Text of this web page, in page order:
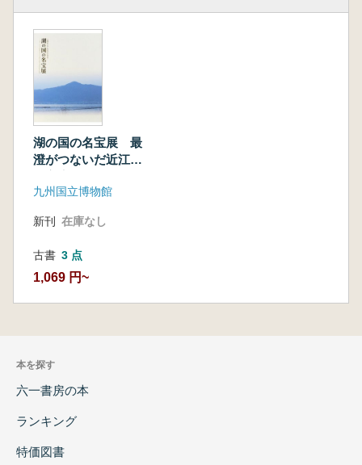
湖の国の名宝展 最
澄がつないだ近江と
九州国立博物館
新刊 在庫なし
古書 3 点
1,069 円~
本を探す
六一書房の本
ランキング
特価図書